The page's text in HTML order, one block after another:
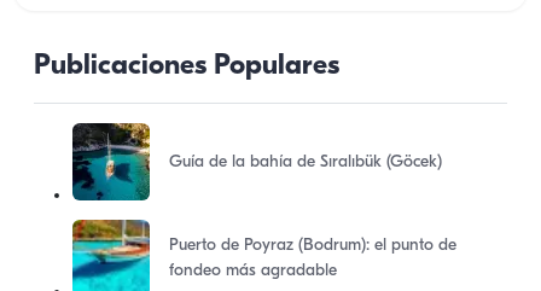
Publicaciones Populares
Guía de la bahía de Sıralıbük (Göcek)
Puerto de Poyraz (Bodrum): el punto de
fondeo más agradable